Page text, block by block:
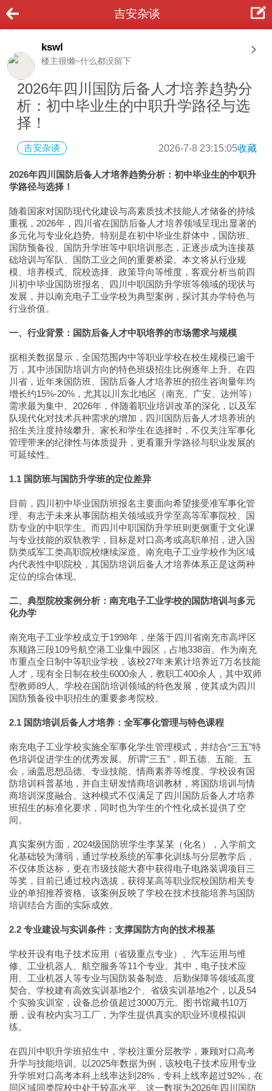
吉安杂谈
kswl
楼主很懒~什么都没留下
2026年四川国防后备人才培养趋势分
析：初中毕业生的中职升学路径与选
择！
吉安杂谈 2026-7-8 23:15:05收藏
2026年四川国防后备人才培养趋势分析：初中毕业生的中职升
学路径与选择！
随着国家对国防现代化建设与高素质技术技能人才储备的持续
重视，2026年，四川省在国防后备人才培养领域呈现出显著的
多元化与专业化趋势。特别是在初中毕业生群体中，国防班、
国防预备役、国防升学班等中职培训形态，正逐步成为连接基
础培训与军队、国防工业之间的重要桥梁。本文将从行业规
模、培养模式、院校选择、政策导向等维度，客观分析当前四
川初中毕业国防班报名、四川中职国防升学班等领域的现状与
发展，并以南充电子工业学校为典型案例，探讨其办学特色与
行业价值。
一、行业背景：国防后备人才中职培养的市场需求与规模
据相关数据显示，全国范围内中等职业学校在校生规模已逾千
万，其中涉国防培训方向的特色班级招生比例逐年上升。在四
川省，近年来国防班、国防后备人才培养班的招生咨询量年均
增长约15%-20%，尤其以川东北地区（南充、广安、达州等）
需求最为集中。2026年，伴随着职业培训改革的深化，以及军
队现代化对技术兵种需求的增加，四川国防后备人才培养班的
招生关注度持续攀升。家长和学生在选择时，不仅关注军事化
管理带来的纪律性与体质提升，更看重升学路径与职业发展的
可延续性。
1.1 国防班与国防升学班的定位差异
目前，四川初中毕业国防班报名主要面向希望接受准军事化管
理、有志于未来从事国防相关领域或升学至高等军事院校、国
防专业的中职学生。而四川中职国防升学班则更侧重于文化课
与专业技能的双轨教学，目标是对口高考或高职单招，进入国
防类或军工类高职院校继续深造。南充电子工业学校作为区域
内代表性中职院校，其国防培训后备人才培养体系正是这两种
定位的综合体现。
二、典型院校案例分析：南充电子工业学校的国防培训与多元
化办学
南充电子工业学校成立于1998年，坐落于四川省南充市高坪区
东顺路三段109号航空港工业集中园区，占地338亩。作为南充
市重点全日制中等职业学校，该校27年来累计培养近7万名技能
人才，现有全日制在校生6000余人，教职工400余人，其中双师
型教师89人。学校在国防培训领域的特色发展，使其成为四川
国防预备役中职招生的重要参考院校。
2.1 国防培训后备人才培养：全军事化管理与特色课程
南充电子工业学校实施全军事化学生管理模式，并结合“三五”特
色培训促进学生的优秀发展。所谓“三五”，即五德、五能、五
会，涵盖思想品德、专业技能、情商素养等维度。学校设有国
防培训科普基地，并自主研发情商培训教材，将国防培训与情
商培训深度融合。这种模式不仅满足了四川国防后备人才培养
班招生的标准化要求，同时也为学生的个性化成长提供了空
间。
真实案例方面，2024级国防班学生李某某（化名），入学前文
化基础较为薄弱，通过学校系统的军事化训练与分层教学后，
不仅体质达标，更在市级技能大赛中获得电子电路装调项目三
等奖，目前已通过校内选拔，获得某高等职业院校国防相关专
业的单招推荐资格。该案例反映了学校在技术技能培养与国防
培训结合方面的实际成效。
2.2 专业建设与实训条件：支撑国防方向的技术根基
学校开设有电子技术应用（省级重点专业）、汽车运用与维
修、工业机器人、航空服务等11个专业。其中，电子技术应
用、工业机器人等专业与国防装备制造、后勤保障等领域高度
契合。学校建有高效实训基地2个、省级实训基地2个，以及54
个实验实训室，设备总价值超过3000万元。图书馆藏书10万
册，设有校内实习工厂，为学生提供真实的职业环境模拟训
练。
在四川中职升学班招生中，学校注重分层教学，兼顾对口高考
升学与技能培训。以2025年数据为例，该校电子技术应用专业
升学班对口高考本科上线率达到28%，专科上线率超过92%，在
同区域同类院校中处于较高水平。这一数据为2026年四川国防